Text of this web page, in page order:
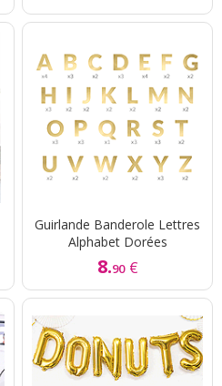
Guirlande Banderole Lettres
Alphabet Dorées
8.90 €